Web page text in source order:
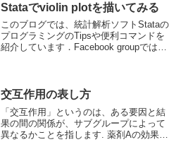
立...
Stataでviolin plotを描いてみる
このブログでは、統計解析ソフトStataの
プログラミングのTipsや便利コマンドを
紹介しています．Facebook groupでは、
立...
交互作用の表し方
「交互作用」というのは、ある要因と結
果の間の関係が、サブグループによって
異なるかことを指します. 薬剤Aの効果を